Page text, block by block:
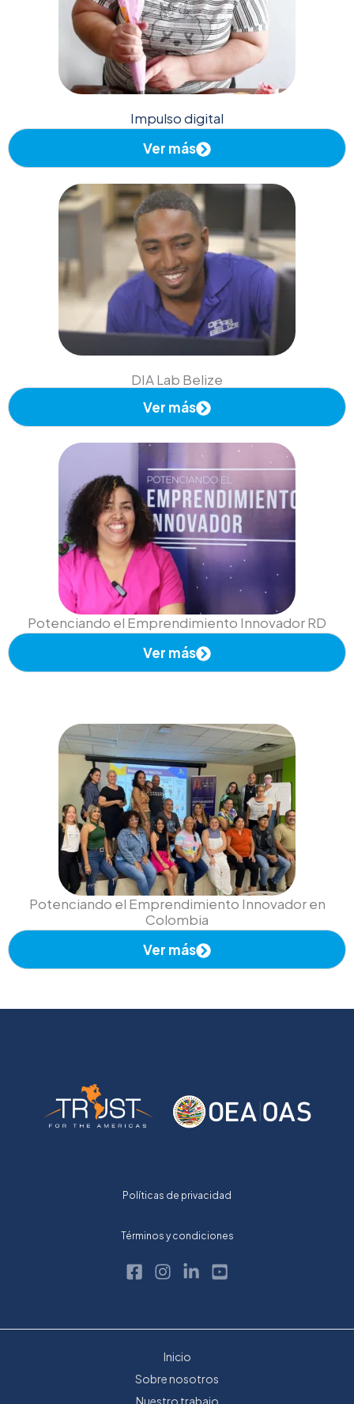
Impulso digital
Ver más
DIA Lab Belize
Ver más
Potenciando el Emprendimiento Innovador RD
Ver más
Potenciando el Emprendimiento Innovador en
Colombia
Ver más
Políticas de privacidad
Términos y condiciones
Inicio
Sobre nosotros
Nuestro trabajo